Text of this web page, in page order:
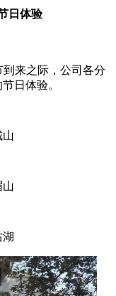
日体验
来之际，公司各分
日体验。